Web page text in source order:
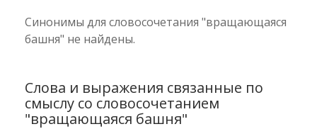
Синонимы для словосочетания "вращающаяся
башня" не найдены.
Слова и выражения связанные по
смыслу со словосочетанием
"вращающаяся башня"